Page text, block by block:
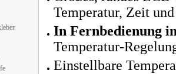
Temperatur, Zeit
In Fernbedienung
Temperatur-
Einstellbare